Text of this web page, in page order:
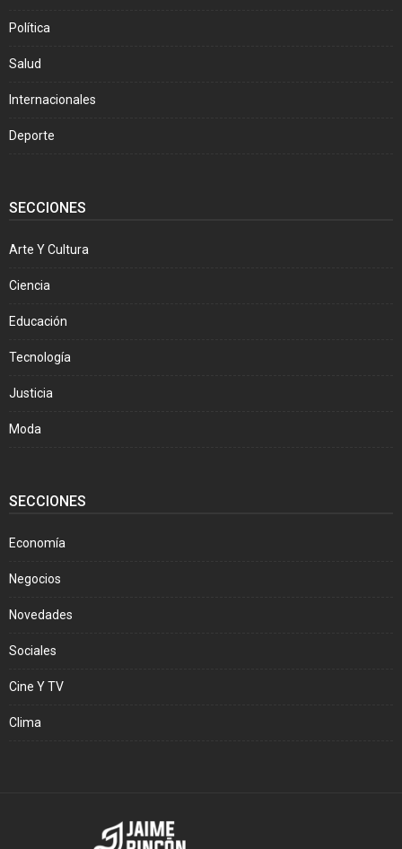
Política
Salud
Internacionales
Deporte
SECCIONES
Arte Y Cultura
Ciencia
Educación
Tecnología
Justicia
Moda
SECCIONES
Economía
Negocios
Novedades
Sociales
Cine Y TV
Clima